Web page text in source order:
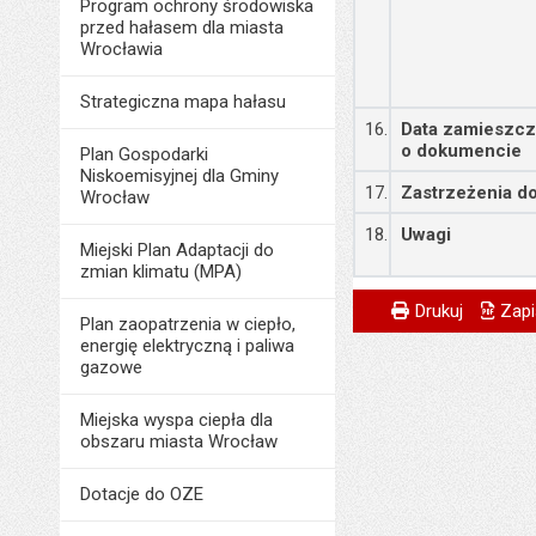
Program ochrony środowiska
przed hałasem dla miasta
Wrocławia
Strategiczna mapa hałasu
Plan Gospodarki
Niskoemisyjnej dla Gminy
Wrocław
Miejski Plan Adaptacji do
zmian klimatu (MPA)
Plan zaopatrzenia w ciepło,
energię elektryczną i paliwa
gazowe
Miejska wyspa ciepła dla
obszaru miasta Wrocław
Dotacje do OZE
16.
Data
o dokumencie
17.
Zastrzeżenia
18.
Uwagi
Metryczka
Odpowiedzialny
Powiadom
Drukuj